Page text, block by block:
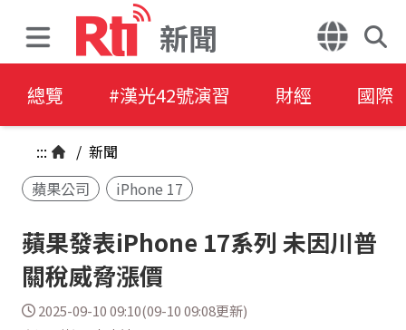
新聞
總覽 #漢光42號演習 財經 國際
::: / 新聞
蘋果公司
iPhone 17
蘋果發表iPhone 17系列 未因川普
關稅威脅漲價
2025-09-10 09:10(09-10 09:08更新)